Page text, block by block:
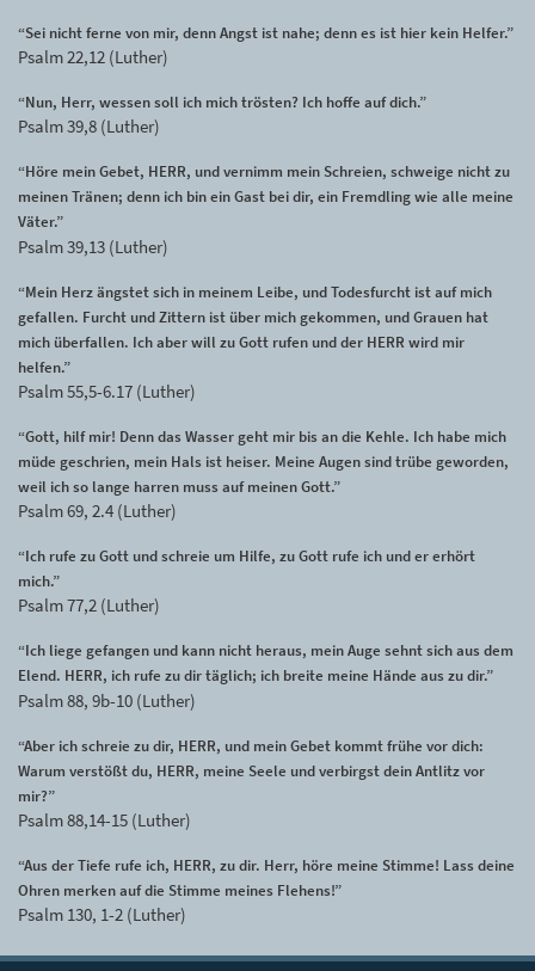
“Sei nicht ferne von mir, denn Angst ist nahe; denn es ist hier kein Helfer.”
Psalm 22,12 (Luther)
“Nun, Herr, wessen soll ich mich trösten? Ich hoffe auf dich.”
Psalm 39,8 (Luther)
“Höre mein Gebet, HERR, und vernimm mein Schreien, schweige nicht zu
meinen Tränen; denn ich bin ein Gast bei dir, ein Fremdling wie alle meine
Väter.”
Psalm 39,13 (Luther)
“Mein Herz ängstet sich in meinem Leibe, und Todesfurcht ist auf mich
gefallen. Furcht und Zittern ist über mich gekommen, und Grauen hat
mich überfallen. Ich aber will zu Gott rufen und der HERR wird mir
helfen.”
Psalm 55,5-6.17 (Luther)
“Gott, hilf mir! Denn das Wasser geht mir bis an die Kehle. Ich habe mich
müde geschrien, mein Hals ist heiser. Meine Augen sind trübe geworden,
weil ich so lange harren muss auf meinen Gott.”
Psalm 69, 2.4 (Luther)
“Ich rufe zu Gott und schreie um Hilfe, zu Gott rufe ich und er erhört
mich.”
Psalm 77,2 (Luther)
“Ich liege gefangen und kann nicht heraus, mein Auge sehnt sich aus dem
Elend. HERR, ich rufe zu dir täglich; ich breite meine Hände aus zu dir.”
Psalm 88, 9b-10 (Luther)
“Aber ich schreie zu dir, HERR, und mein Gebet kommt frühe vor dich:
Warum verstößt du, HERR, meine Seele und verbirgst dein Antlitz vor
mir?”
Psalm 88,14-15 (Luther)
“Aus der Tiefe rufe ich, HERR, zu dir. Herr, höre meine Stimme! Lass deine
Ohren merken auf die Stimme meines Flehens!”
Psalm 130, 1-2 (Luther)